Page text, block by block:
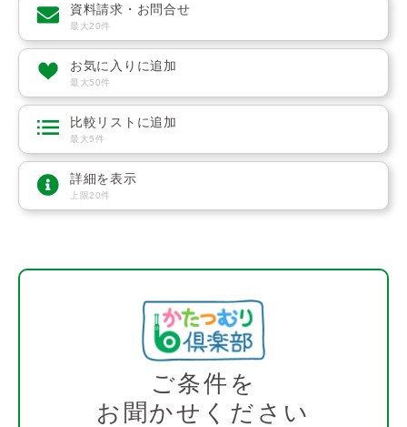
資料請求・お問合せ
最大20件
お気に入りに追加
最大50件
比較リストに追加
最大5件
詳細を表示
上限20件
ご条件を
お聞かせください